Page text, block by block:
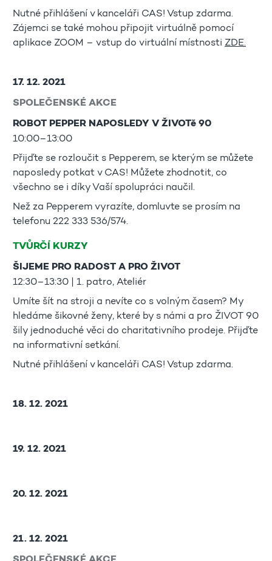
Nutné přihlášení v kanceláři CAS! Vstup zdarma.
Zájemci se také mohou připojit virtuálně pomocí
aplikace ZOOM – vstup do virtuální místnosti ZDE.
17. 12. 2021
SPOLEČENSKÉ AKCE
ROBOT PEPPER NAPOSLEDY V ŽIVOTě 90
10:00–13:00
Přijďte se rozloučit s Pepperem, se kterým se můžete
naposledy potkat v CAS! Můžete zhodnotit, co
všechno se i díky Vaší spolupráci naučil.
Než za Pepperem vyrazíte, domluvte se prosím na
telefonu 222 333 536/574.
TVŮRČÍ KURZY
ŠIJEME PRO RADOST A PRO ŽIVOT
12:30–13:30 | 1. patro, Ateliér
Umíte šít na stroji a nevíte co s volným časem? My
hledáme šikovné ženy, které by s námi a pro ŽIVOT 90
šily jednoduché věci do charitativního prodeje. Přijďte
na informativní setkání.
Nutné přihlášení v kanceláři CAS! Vstup zdarma.
18. 12. 2021
19. 12. 2021
20. 12. 2021
21. 12. 2021